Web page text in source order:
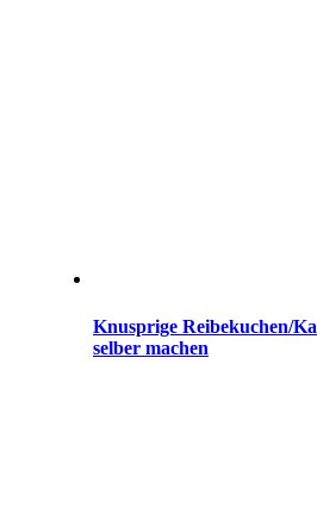
Knusprige Reibekuchen/
selber machen